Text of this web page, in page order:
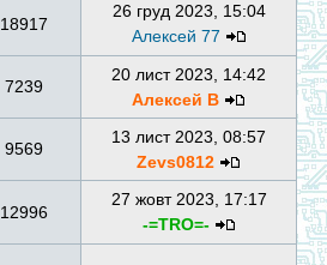
18917
26 груд 2023, 15:04
Алексей 77
7239
20 лист 2023, 14:42
Алексей В
9569
13 лист 2023, 08:57
Zevs0812
12996
27 жовт 2023, 17:17
-=TRO=-